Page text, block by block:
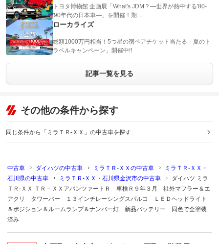
トヨタ博物館 企画展「What's JDM？―世界が熱中する'80-
'90年代の日本車―」を開催！期…
ローカライズ
総額1000万円相当！5つ星の宿ペアチケット当たる「夏のト
ラベルキャンペーン」開催中!!
記事一覧を見る
その他の条件から探す
同じ条件から「ミラＴＲ-ＸＸ」の中古車を探す
中古車 ダイハツの中古車 ミラＴＲ-ＸＸの中古車
ミラＴＲ-ＸＸ・
石川県の中古車
ミラＴＲ-ＸＸ・石川県金沢市の中古車
ダイハツ ミラ
ＴＲ-ＸＸ ＴＲ－ＸＸアバンツァートＲ 車検Ｒ９年３月 社外マフラー＆エ
アクリ タワーバー １３インチレーシングスパルコ ＬＥＤヘッドライト
＆ポジション＆ルームランプ＆ナンバー灯 新品バッテリー 同色で全塗装
済み